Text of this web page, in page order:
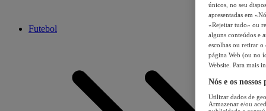
Futebol
únicos, no seu
apresentadas em
«Rejeitar tudo» ou
alguns conteúdos e
escolhas ou retirar
página Web (ou no
Website. Para mais
Nós e os
Utilizar dados de
Armazenar e/ou